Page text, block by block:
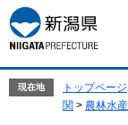
ー
ジ
の
ニ
ュ
ー
現在地 トップページ
関 > 農林水